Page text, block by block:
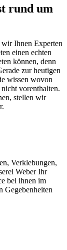
rund um
wir Ihnen Experten
einen echten
können, denn
zur heutigen
wissen wovon
vorenthalten.
stellen wir
Verklebungen,
Weber Ihr
bei ihnen im
Gegebenheiten